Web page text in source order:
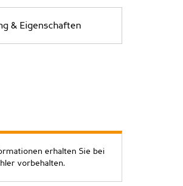
& Eigenschaften
erhalten Sie bei
vorbehalten.